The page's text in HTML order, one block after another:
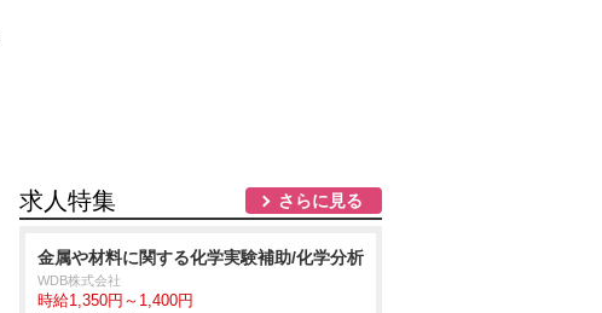
求人特集 さらに見る
金属や材料に関する化学実験補助/化学分析
WDB株式会社
時給1,350円～1,400円